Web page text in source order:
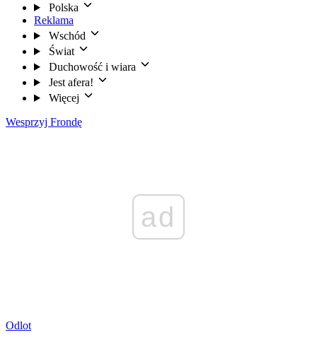
Polska
Reklama
Wschód
Świat
Duchowość i wiara
Jest afera!
Więcej
Wesprzyj Frondę
ad
Odlot